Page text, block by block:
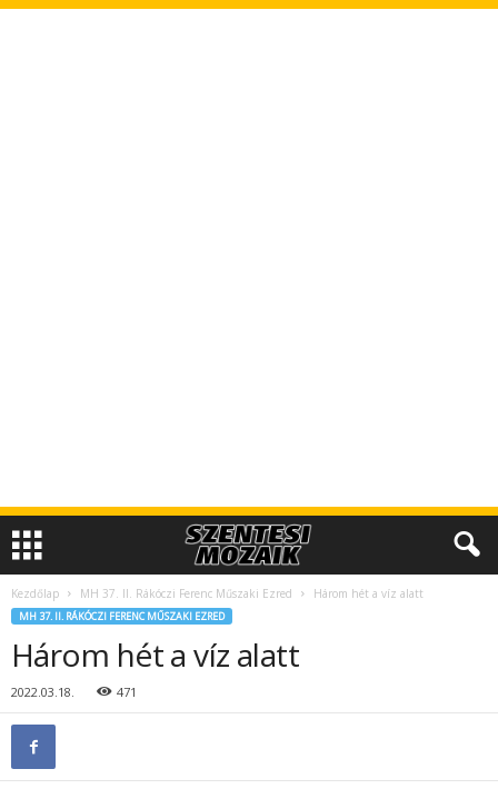
Kezdőlap MH 37. II. Rákóczi Ferenc Műszaki Ezred Három hét a víz alatt
MH 37. II. RÁKÓCZI FERENC MŰSZAKI EZRED
Három hét a víz alatt
2022.03.18. 471